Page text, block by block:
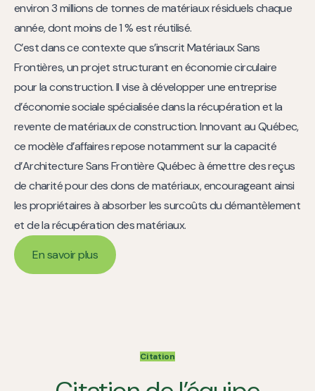
environ 3 millions de tonnes de matériaux résiduels chaque
année, dont moins de 1 % est réutilisé.
C’est dans ce contexte que s’inscrit Matériaux Sans
Frontières, un projet structurant en économie circulaire
pour la construction. Il vise à développer une entreprise
d’économie sociale spécialisée dans la récupération et la
revente de matériaux de construction. Innovant au Québec,
ce modèle d’affaires repose notamment sur la capacité
d’Architecture Sans Frontière Québec à émettre des reçus
de charité pour des dons de matériaux, encourageant ainsi
les propriétaires à absorber les surcoûts du démantèlement
et de la récupération des matériaux.
En savoir plus
Citation